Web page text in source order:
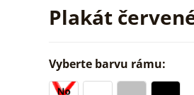
Plakát
Vyberte barvu rámu: